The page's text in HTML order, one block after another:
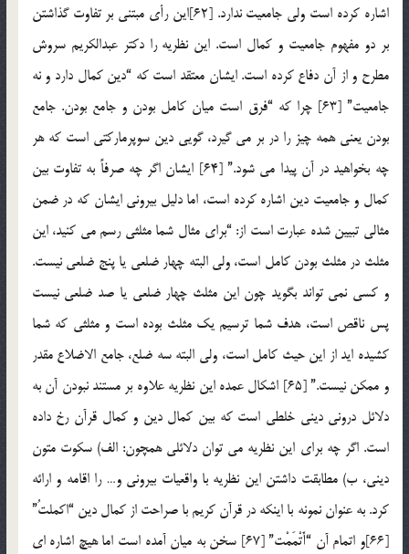
اشاره کرده است ولی جامعیت ندارد. [62]این رأی مبتنی بر تفاوت گذاشتن
بر دو مفهوم جامعیت و کمال است. این نظریه را دکتر عبدالکریم سروش
مطرح و از آن دفاع کرده است. ایشان معتقد است که “دین کمال دارد و نه
جامعیت” [63] چرا که “فرق است میان کامل بودن و جامع بودن. جامع
بودن یعنی همه چیز را در بر می گیرد، گویی دین سوپرمارکتی است که هر
چه بخواهید در آن پیدا می شود.” [64] ایشان اگر چه صرفاً به تفاوت بین
کمال و جامعیت دین اشاره کرده است، اما دلیل بیرونی ایشان که در ضمن
مثالی تبیین شده عبارت است از: “برای مثال شما مثلثی رسم می کنید، این
مثلث در مثلث بودن کامل است، ولی البته چهار ضلعی یا پنج ضلعی نیست.
و کسی نمی تواند بگوید چون این مثلث چهار ضلعی یا صد ضلعی نیست
پس ناقص است، هدف شما ترسیم یک مثلث بوده است و مثلثی که شما
کشیده اید از این حیث کامل است، ولی البته سه ضلع، جامع الاضلاع مقدر
و ممکن نیست.” [65] اشکال عمده این نظریه علاوه بر مستند نبودن آن به
دلائل درونی دینی خلطی است که بین کمال دین و کمال قرآن رخ داده
است. اگر چه برای این نظریه می توان دلائلی همچون: الف) سکوت متون
دینی، ب) مطابقت داشتن این نظریه با واقعیات بیرونی و… را اقامه و ارائه
کرد. به عنوان نمونه با اینکه در قرآن کریم با صراحت از کمال دین “اکملتُ”
[66]و اتمام آن “أَتْمَمْت” [67] سخن به میان آمده است اما هیچ اشاره ای